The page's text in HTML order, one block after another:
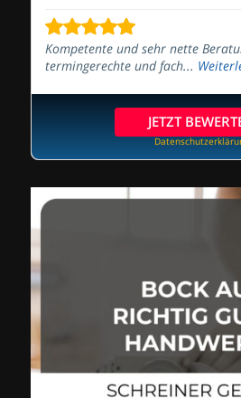
Kompetente und sehr nette
termingerechte und fach...
JETZT